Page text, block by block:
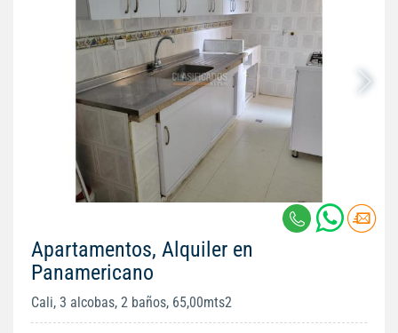
Apartamentos, Alquiler en
Panamericano
Cali, 3 alcobas, 2 baños, 65,00mts2